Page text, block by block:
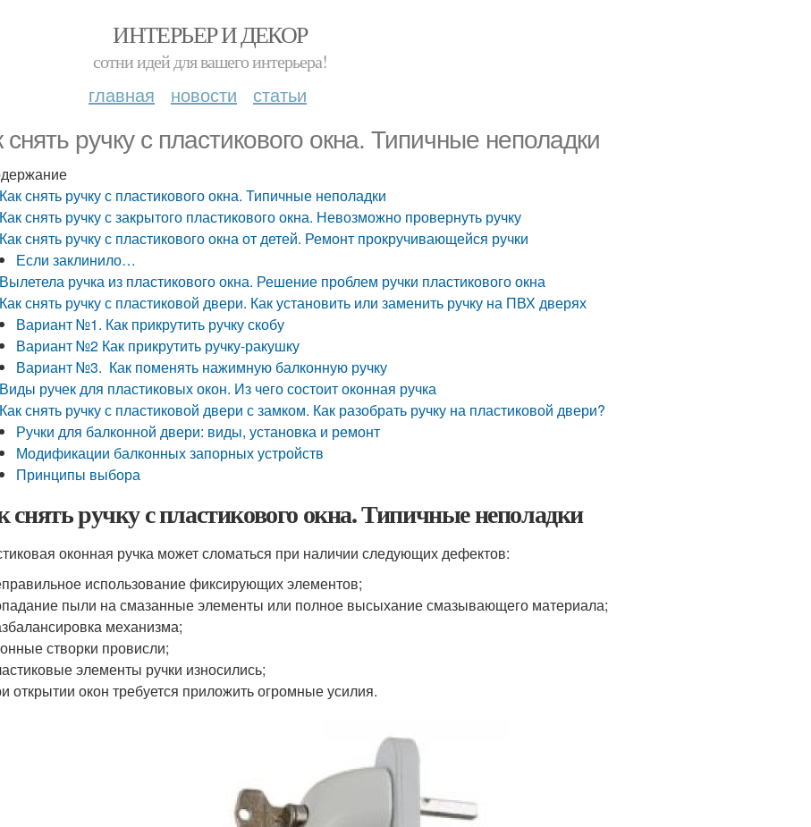
ИНТЕРЬЕР И ДЕКОР
сотни идей для вашего интерьера!
главная новости статьи
снять ручку с пластикового окна. Типичные неполадки
Как снять ручку с пластикового окна. Типичные неполадки
Как снять ручку с закрытого пластикового окна. Невозможно провернуть ручку
Как снять ручку с пластикового окна от детей. Ремонт прокручивающейся ручки
Если заклинило…
Вылетела ручка из пластикового окна. Решение проблем ручки пластикового окна
Как снять ручку с пластиковой двери. Как установить или заменить ручку на ПВХ дверях
Вариант №1. Как прикрутить ручку скобу
Вариант №2 Как прикрутить ручку-ракушку
Вариант №3. Как поменять нажимную балконную ручку
Виды ручек для пластиковых окон. Из чего состоит оконная ручка
Как снять ручку с пластиковой двери с замком. Как разобрать ручку на пластиковой двери?
Ручки для балконной двери: виды, установка и ремонт
Модификации балконных запорных устройств
Принципы выбора
снять ручку с пластикового окна. Типичные неполадки
оконная ручка может сломаться при наличии следующих дефектов:
использование фиксирующих элементов;
пыли на смазанные элементы или полное высыхание смазывающего материала;
механизма;
створки провисли;
элементы ручки износились;
открытии окон требуется приложить огромные усилия.